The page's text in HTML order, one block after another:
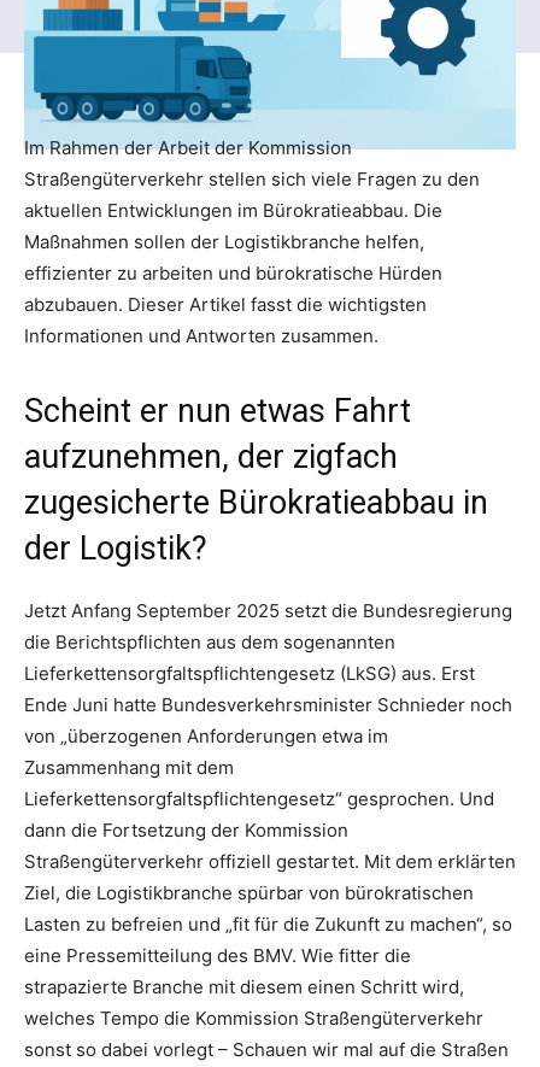
Im Rahmen der Arbeit der Kommission
Straßengüterverkehr stellen sich viele Fragen zu den
aktuellen Entwicklungen im Bürokratieabbau. Die
Maßnahmen sollen der Logistikbranche helfen,
effizienter zu arbeiten und bürokratische Hürden
abzubauen. Dieser Artikel fasst die wichtigsten
Informationen und Antworten zusammen.
Scheint er nun etwas Fahrt
aufzunehmen, der zigfach
zugesicherte Bürokratieabbau in
der Logistik?
Jetzt Anfang September 2025 setzt die Bundesregierung
die Berichtspflichten aus dem sogenannten
Lieferkettensorgfaltspflichtengesetz (LkSG) aus. Erst
Ende Juni hatte Bundesverkehrsminister Schnieder noch
von „überzogenen Anforderungen etwa im
Zusammenhang mit dem
Lieferkettensorgfaltspflichtengesetz“ gesprochen. Und
dann die Fortsetzung der Kommission
Straßengüterverkehr offiziell gestartet. Mit dem erklärten
Ziel, die Logistikbranche spürbar von bürokratischen
Lasten zu befreien und „fit für die Zukunft zu machen“, so
eine Pressemitteilung des BMV. Wie fitter die
strapazierte Branche mit diesem einen Schritt wird,
welches Tempo die Kommission Straßengüterverkehr
sonst so dabei vorlegt – Schauen wir mal auf die Straßen